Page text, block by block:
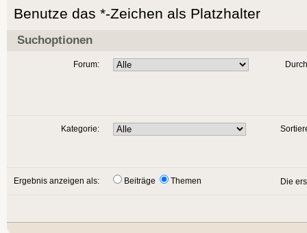
Benutze das *-Zeichen als Platzhalter
Suchoptionen
Forum:
Kategorie:
Ergebnis anzeigen als: Beiträge Themen Die